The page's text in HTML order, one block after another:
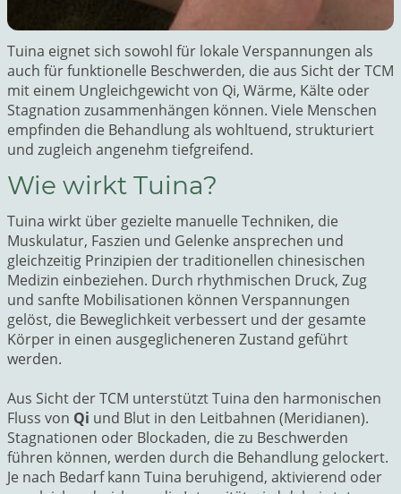
Tuina eignet sich sowohl für lokale Verspannungen als
auch für funktionelle Beschwerden, die aus Sicht der TCM
mit einem Ungleichgewicht von Qi, Wärme, Kälte oder
Stagnation zusammenhängen können. Viele Menschen
empfinden die Behandlung als wohltuend, strukturiert
und zugleich angenehm tiefgreifend.
Wie wirkt Tuina?
Tuina wirkt über gezielte manuelle Techniken, die
Muskulatur, Faszien und Gelenke ansprechen und
gleichzeitig Prinzipien der traditionellen chinesischen
Medizin einbeziehen. Durch rhythmischen Druck, Zug
und sanfte Mobilisationen können Verspannungen
gelöst, die Beweglichkeit verbessert und der gesamte
Körper in einen ausgeglicheneren Zustand geführt
werden.
Aus Sicht der TCM unterstützt Tuina den harmonischen
Fluss von Qi und Blut in den Leitbahnen (Meridianen).
Stagnationen oder Blockaden, die zu Beschwerden
führen können, werden durch die Behandlung gelockert.
Je nach Bedarf kann Tuina beruhigend, aktivierend oder